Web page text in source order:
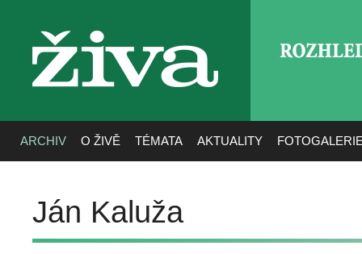
živa
ARCHIV O ŽIVĚ TÉMATA AKTUALITY
Ján Kaluža